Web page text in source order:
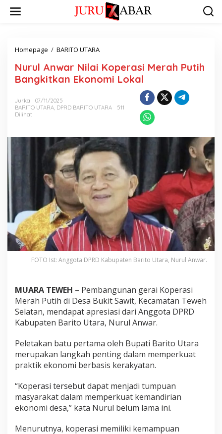
Homepage / BARITO UTARA
Nurul Anwar Nilai Koperasi Merah Putih
Bangkitkan Ekonomi Lokal
Jurka
07/11/2025
BARITO UTARA, DPRD BARITO UTARA
511
Dilihat
FOTO Ist: Anggota DPRD Kabupaten Barito Utara, Nurul Anwar.
MUARA TEWEH – Pembangunan gerai Koperasi
Merah Putih di Desa Bukit Sawit, Kecamatan Teweh
Selatan, mendapat apresiasi dari Anggota DPRD
Kabupaten Barito Utara, Nurul Anwar.
Peletakan batu pertama oleh Bupati Barito Utara
merupakan langkah penting dalam memperkuat
praktik ekonomi berbasis kerakyatan.
“Koperasi tersebut dapat menjadi tumpuan
masyarakat dalam memperkuat kemandirian
ekonomi desa,” kata Nurul belum lama ini.
Menurutnya, koperasi memiliki kemampuan